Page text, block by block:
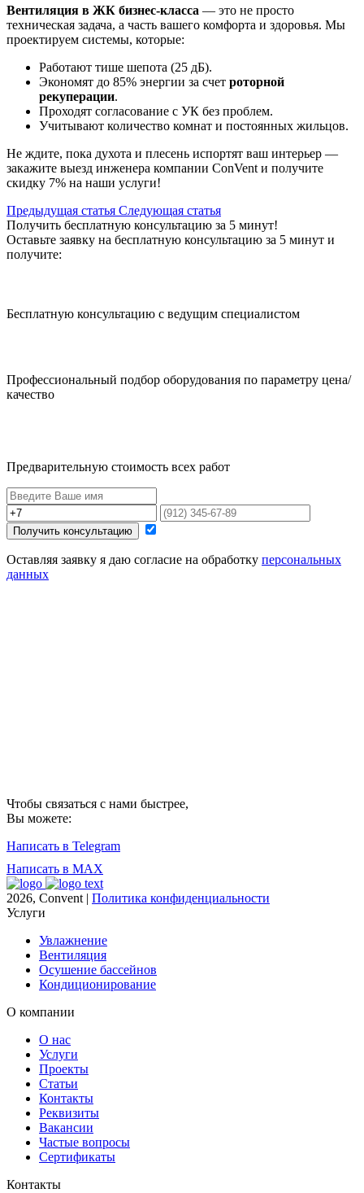
Вентиляция в ЖК бизнес-класса — это не просто
техническая задача, а часть вашего комфорта и здоровья. Мы
проектируем системы, которые:
Работают тише шепота (25 дБ).
Экономят до 85% энергии за счет роторной
рекуперации.
Проходят согласование с УК без проблем.
Учитывают количество комнат и постоянных жильцов.
Не ждите, пока духота и плесень испортят ваш интерьер —
закажите выезд инженера компании ConVent и получите
скидку 7% на наши услуги!
Предыдущая статья Cледующая статья
Получить бесплатную консультацию за 5 минут!
Оставьте заявку на бесплатную консультацию за 5 минут и
получите:
Бесплатную консультацию с ведущим специалистом
Профессиональный подбор оборудования по параметру цена/
качество
Предварительную стоимость всех работ
Получить консультацию
Оставляя заявку я даю согласие на обработку персональных
данных
Чтобы связаться с нами быстрее,
Вы можете:
Написать в Telegram
Написать в MAX
2026, Convent | Политика конфиденциальности
Услуги
Увлажнение
Вентиляция
Осушение бассейнов
Кондиционирование
О компании
О нас
Услуги
Проекты
Статьи
Контакты
Реквизиты
Вакансии
Частые вопросы
Сертификаты
Контакты